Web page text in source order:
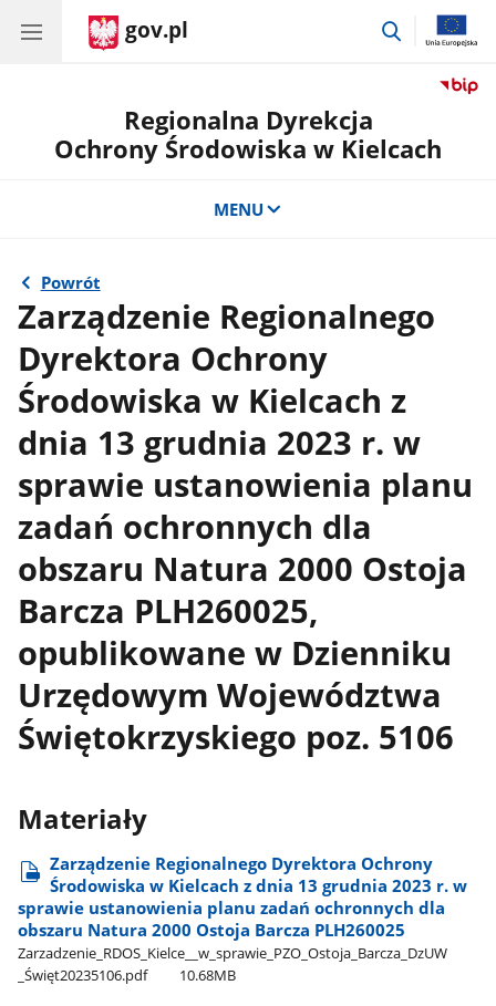
gov.pl
przejdź
Regionalna Dyrekcja
Ochrony Środowiska w Kielcach
MENU
Powrót
Zarządzenie Regionalnego
Dyrektora Ochrony
Środowiska w Kielcach z
dnia 13 grudnia 2023 r. w
sprawie ustanowienia planu
zadań ochronnych dla
obszaru Natura 2000 Ostoja
Barcza PLH260025,
opublikowane w Dzienniku
Urzędowym Województwa
Świętokrzyskiego poz. 5106
Materiały
Zarządzenie Regionalnego Dyrektora Ochrony
Środowiska w Kielcach z dnia 13 grudnia 2023 r. w
sprawie ustanowienia planu zadań ochronnych dla
obszaru Natura 2000 Ostoja Barcza PLH260025
Zarzadzenie​_RDOS​_Kielce​_​_w​_sprawie​_PZO​_Ostoja​_Barcza​_DzUW​
_Święt20235106.pdf
10.68MB